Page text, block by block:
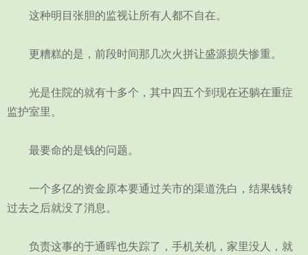
这种明目张胆的监视让所有人都不自在。
更糟糕的是，前段时间那几次火拼让盛源损失惨重。
光是住院的就有十多个，其中四五个到现在还躺在重症
监护室里。
最要命的是钱的问题。
一个多亿的资金原本要通过关市的渠道洗白，结果钱转
过去之后就没了消息。
负责这事的于通晖也失踪了，手机关机，家里没人，就